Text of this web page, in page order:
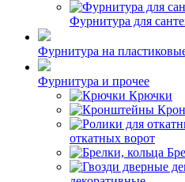
Фурнитура для
Фурнитура на
Фурнитура и прочее
Крючки
откатных ворот